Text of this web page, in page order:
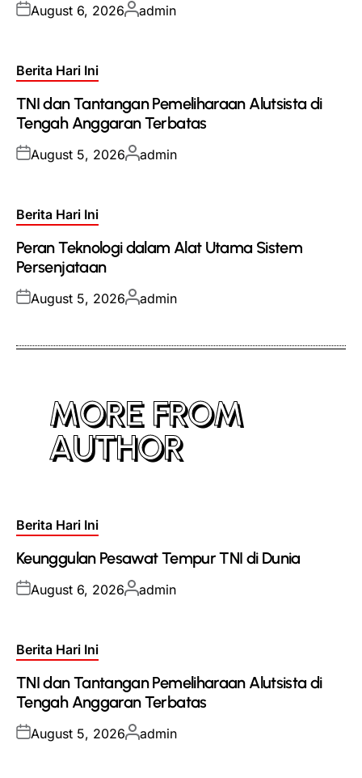
Posted
August 6, 2026Posted
admin
Posted
Berita Hari Ini
TNI dan Tantangan Pemeliharaan Alutsista di
Tengah Anggaran Terbatas
Posted
August 5, 2026Posted
admin
Posted
Berita Hari Ini
Peran Teknologi dalam Alat Utama Sistem
Persenjataan
Posted
August 5, 2026Posted
admin
MORE FROM
AUTHOR
Posted
Berita Hari Ini
Keunggulan Pesawat Tempur TNI di Dunia
Posted
August 6, 2026Posted
admin
Posted
Berita Hari Ini
TNI dan Tantangan Pemeliharaan Alutsista di
Tengah Anggaran Terbatas
Posted
August 5, 2026Posted
admin